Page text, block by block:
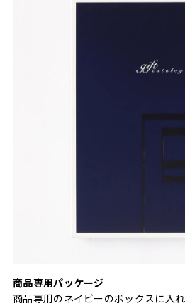
商品専用パッケージ
商品専用のネイビーのボックスに入